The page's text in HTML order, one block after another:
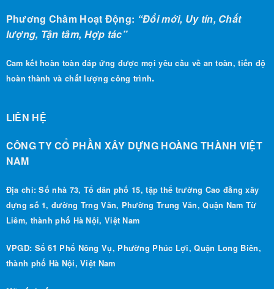
lượng, Tận tâm, Hợp tác”
hoàn thành và chất lượng công trình.
CÔNG TY CỔ PHẦN XÂY DỰNG HOÀNG THÀNH VIỆT
NAM
dựng số 1, đường Trng Văn, Phường Trung Văn, Quận Nam Từ
Liêm, thành phố Hà Nội, Việt Nam
thành phố Hà Nội, Việt Nam